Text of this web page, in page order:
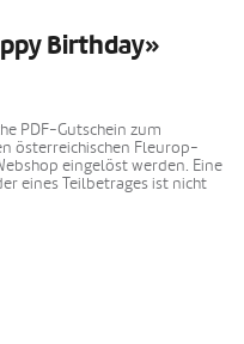
Birthday»
PDF-Gutschein zum
österreichischen Fleurop-
eingelöst werden. Eine
eines Teilbetrages ist nicht